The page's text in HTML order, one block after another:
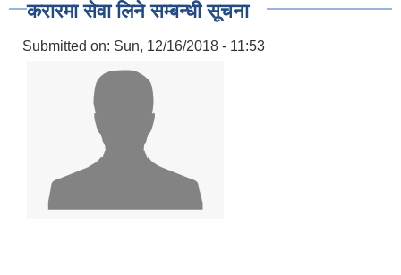
करारमा सेवा लिने सम्बन्धी सूचना
Submitted on: Sun, 12/16/2018 - 11:53